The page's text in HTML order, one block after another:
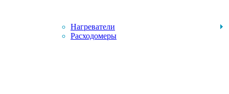
Нагреватели
Расходомеры